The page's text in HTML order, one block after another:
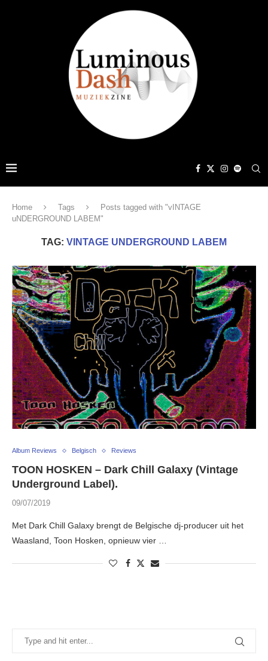
Home Tags
Posts tagged with "vINTAGE
uNDERGROUND LABEM"
TAG: VINTAGE UNDERGROUND LABEM
Album Reviews Belgisch Reviews
TOON HOSKEN – Dark Chill Galaxy (Vintage
Underground Label).
09/07/2019
Met Dark Chill Galaxy brengt de Belgische dj-producer uit het
Waasland, Toon Hosken, opnieuw vier …